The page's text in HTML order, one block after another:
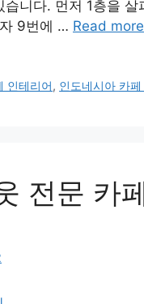
니다. 먼저 1층을
9번에 … Read more
인테리어, 인도네시아 카
전문 카